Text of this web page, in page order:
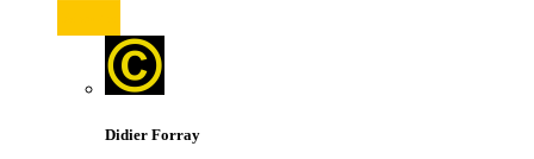
Didier Forray